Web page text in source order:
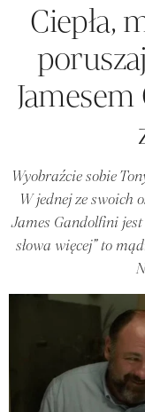
Ciepła,
Wyobraźcie sobie
W jednej ze swoich
James Gandolfini jest
słowa więcej” to